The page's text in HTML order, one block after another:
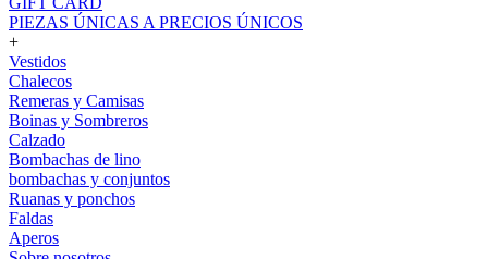
PIEZAS ÚNICAS A PRECIOS ÚNICOS
+
Vestidos
Chalecos
Remeras y Camisas
Boinas y Sombreros
Calzado
Bombachas de lino
bombachas y conjuntos
Ruanas y ponchos
Faldas
Aperos